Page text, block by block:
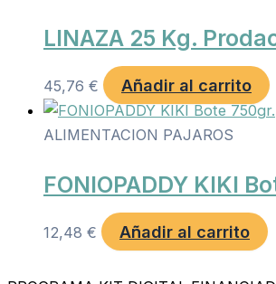
LINAZA 25 Kg.
45,76 € Añadir al carrito
ALIMENTACION PAJAROS
FONIOPADDY KIKI
12,48 € Añadir al carrito